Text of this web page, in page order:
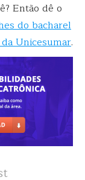
Então dê o
do bacharel
Unicesumar.